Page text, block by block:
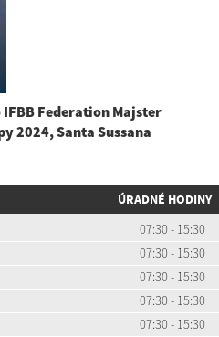
Federation Majster
2024, Santa Sussana
ÚRADNÉ HODINY
07:30 - 15:30
07:30 - 15:30
07:30 - 15:30
07:30 - 15:30
07:30 - 15:30